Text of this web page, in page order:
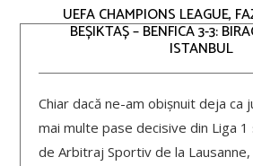
UEFA CHAMPIONS LEAGUE,
BEȘIKTAȘ – BENFICA 3-3:
ISTANBUL
Chiar dacă ne-am obișnuit deja ca
mai multe pase decisive din Liga
de Arbitraj Sportiv de la